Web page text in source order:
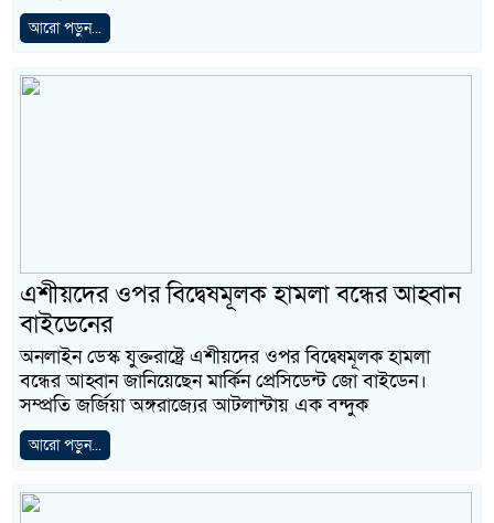
আরো পড়ুন...
এশীয়দের ওপর বিদ্বেষমূলক হামলা বন্ধের আহ্বান
বাইডেনের
অনলাইন ডেস্ক যুক্তরাষ্ট্রে এশীয়দের ওপর বিদ্বেষমূলক হামলা
বন্ধের আহ্বান জানিয়েছেন মার্কিন প্রেসিডেন্ট জো বাইডেন।
সম্প্রতি জর্জিয়া অঙ্গরাজ্যের আটলান্টায় এক বন্দুক
আরো পড়ুন...